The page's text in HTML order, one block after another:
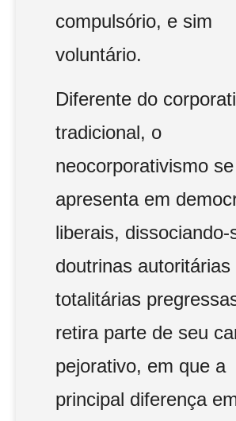
compulsório, e sim
voluntário.
Diferente do
tradicional, o
neocorporativismo se
apresenta em
liberais, dissociando-
doutrinas autoritárias
totalitárias
retira parte de seu
pejorativo, em que a
principal diferença